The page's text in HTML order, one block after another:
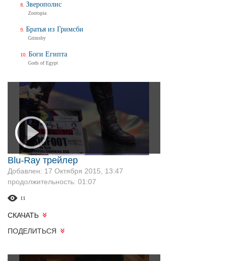
Blu-Ray трейлер
Добавлен: 17 Октября 2015, 13:47
продолжительность: 01:07
11
СКАЧАТЬ
ПОДЕЛИТЬСЯ
Зверополис
Zootopia
Братья из Гримсби
Grimsby
Боги Египта
Gods of Egypt